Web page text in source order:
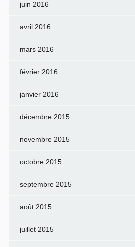
juin 2016
avril 2016
mars 2016
février 2016
janvier 2016
décembre 2015
novembre 2015
octobre 2015
septembre 2015
août 2015
juillet 2015